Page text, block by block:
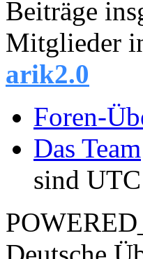
Beiträge
Mitglieder
arik2.0
Foren-
Das Team
sind